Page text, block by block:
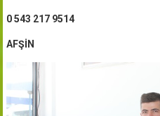
0 543 217 9514
AFŞİN